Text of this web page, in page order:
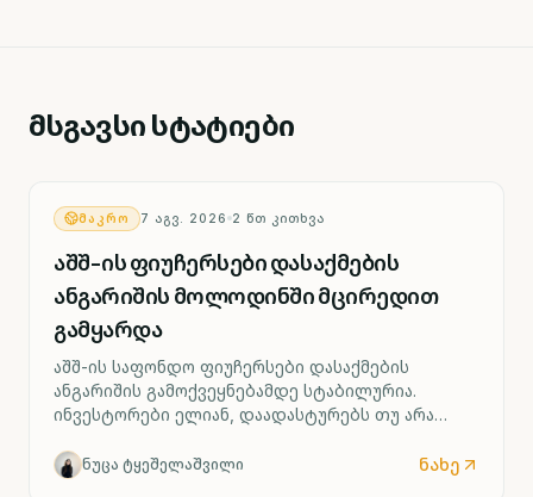
მსგავსი სტატიები
ᲛᲐᲙᲠᲝ 7 ᲐᲒᲕ. 2026 2 ᲬᲗ ᲙᲘᲗᲮᲕᲐ
აშშ-ის ფიუჩერსები დასაქმების
ანგარიშის მოლოდინში მცირედით
გამყარდა
აშშ-ის საფონდო ფიუჩერსები დასაქმების
ანგარიშის გამოქვეყნებამდე სტაბილურია.
ინვესტორები ელიან, დაადასტურებს თუ არა
მიერ საპროცენტო განაკვეთის შესაძლო ზრდის
სცენარს უკვე სექტემბრიდან.
ნუცა ტყეშელაშვილი ნახე